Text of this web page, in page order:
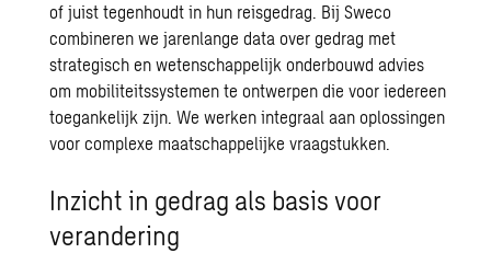
of juist tegenhoudt in hun reisgedrag. Bij Sweco
combineren we jarenlange data over gedrag met
strategisch en wetenschappelijk onderbouwd advies
om mobiliteitssystemen te ontwerpen die voor iedereen
toegankelijk zijn. We werken integraal aan oplossingen
voor complexe maatschappelijke vraagstukken.
Inzicht in gedrag als basis voor
verandering